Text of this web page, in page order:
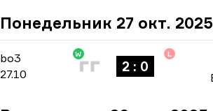
Понедельник 27 окт. 2025
bo3 -bo3
27.10
W
2 : 0
L